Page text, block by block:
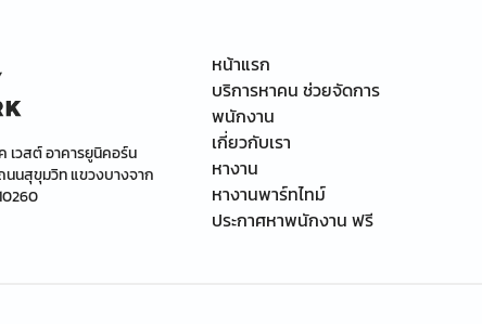
เวสต์ อาคารยูนิคอร์น
นนสุขุมวิท แขวงบางจาก
หน้าแรก
บริการหาคน ช่วยจัดการ
พนักงาน
เกี่ยวกับเรา
หางาน
หางานพาร์ทไทม์
ประกาศหาพนักงาน ฟรี